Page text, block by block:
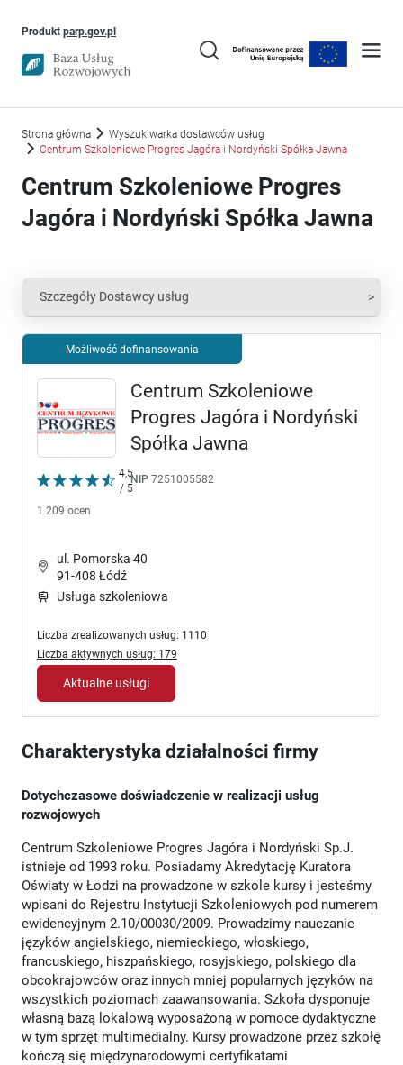
Produkt parp.gov.plUwaga, link otworzy się w nowym oknie
Strona główna
Wyszukiwarka dostawców usług
Centrum Szkoleniowe Progres Jagóra i Nordyński Spółka Jawna
Centrum Szkoleniowe Progres
Jagóra i Nordyński Spółka Jawna
Możliwość dofinansowania
4,5
/ 5
1 209 ocen
Centrum Szkoleniowe
Progres Jagóra i Nordyński
Spółka Jawna
NIP 7251005582
ul. Pomorska 40
91-408 Łódź
Usługa szkoleniowa
Liczba zrealizowanych usług: 1110
Liczba aktywnych usług: 179
Aktualne usługi
Charakterystyka działalności firmy
Dotychczasowe doświadczenie w realizacji usług
rozwojowych
Centrum Szkoleniowe Progres Jagóra i Nordyński Sp.J.
istnieje od 1993 roku. Posiadamy Akredytację Kuratora
Oświaty w Łodzi na prowadzone w szkole kursy i jesteśmy
wpisani do Rejestru Instytucji Szkoleniowych pod numerem
ewidencyjnym 2.10/00030/2009. Prowadzimy nauczanie
języków angielskiego, niemieckiego, włoskiego,
francuskiego, hiszpańskiego, rosyjskiego, polskiego dla
obcokrajowców oraz innych mniej popularnych języków na
wszystkich poziomach zaawansowania. Szkoła dysponuje
własną bazą lokalową wyposażoną w pomoce dydaktyczne
w tym sprzęt multimedialny. Kursy prowadzone przez szkołę
kończą się międzynarodowymi certyfikatami
Szczegóły Dostawcy usług